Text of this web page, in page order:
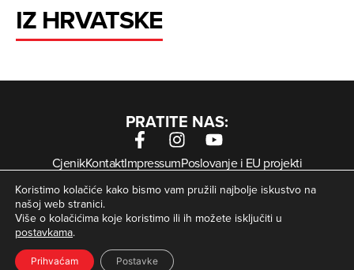
IZ HRVATSKE
PRATITE NAS:
CjenikKontaktImpressumPoslovanje i EU projekti
Arhiva digitalnih novina
Uvjeti korištenjaZaštita privatnosti
Kolačići
© Zagorje International – Sva prava pridržana | Developed
bykrMedia
Koristimo kolačiće kako bismo vam pružili najbolje iskustvo na
našoj web stranici.
Više o kolačićima koje koristimo ili ih možete isključiti u
postavkama.
Prihvaćam Postavke